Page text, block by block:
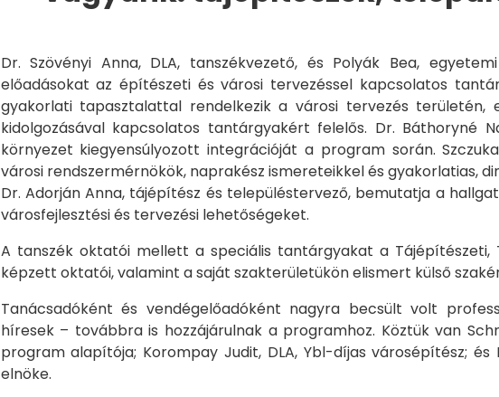
Dr. Szövényi Anna, DLA, tanszékvezető, és Polyák Bea,
előadásokat az építészeti és városi tervezéssel kapcsolatos
gyakorlati tapasztalattal rendelkezik a városi tervezés területén,
kidolgozásával kapcsolatos tantárgyakért felelős. Dr.
környezet kiegyensúlyozott integrációját a program során.
városi rendszermérnökök, naprakész ismereteikkel és gyakorlatias,
Dr. Adorján Anna, tájépítész és településtervező, bemutatja a
városfejlesztési és tervezési lehetőségeket.
A tanszék oktatói mellett a speciális tantárgyakat a Tájépítészeti,
képzett oktatói, valamint a saját szakterületükön elismert külső
Tanácsadóként és vendégelőadóként nagyra becsült volt
híresek – továbbra is hozzájárulnak a programhoz. Köztük van
program alapítója; Korompay Judit, DLA, Ybl-díjas városépítész;
elnöke.